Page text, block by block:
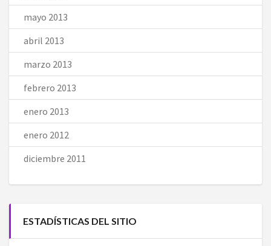
mayo 2013
abril 2013
marzo 2013
febrero 2013
enero 2013
enero 2012
diciembre 2011
ESTADÍSTICAS DEL SITIO